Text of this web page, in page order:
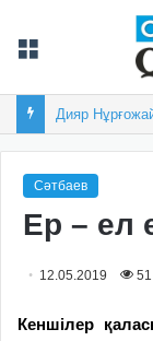
Дияр
Сәтбаев
Ер – ел
12.05.2019 51
Кеншілер